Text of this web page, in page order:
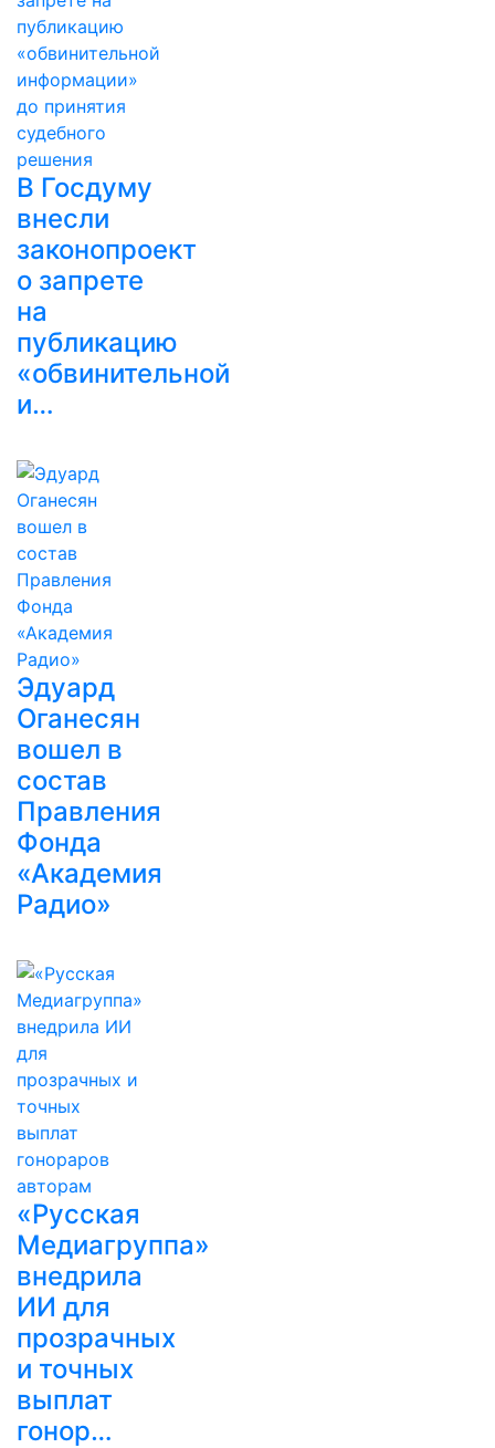
В Госдуму
внесли
законопроект
о запрете
на
публикацию
«обвинительной
и…
Эдуард
Оганесян
вошел в
состав
Правления
Фонда
«Академия
Радио»
«Русская
Медиагруппа»
внедрила
ИИ для
прозрачных
и точных
выплат
гонор…